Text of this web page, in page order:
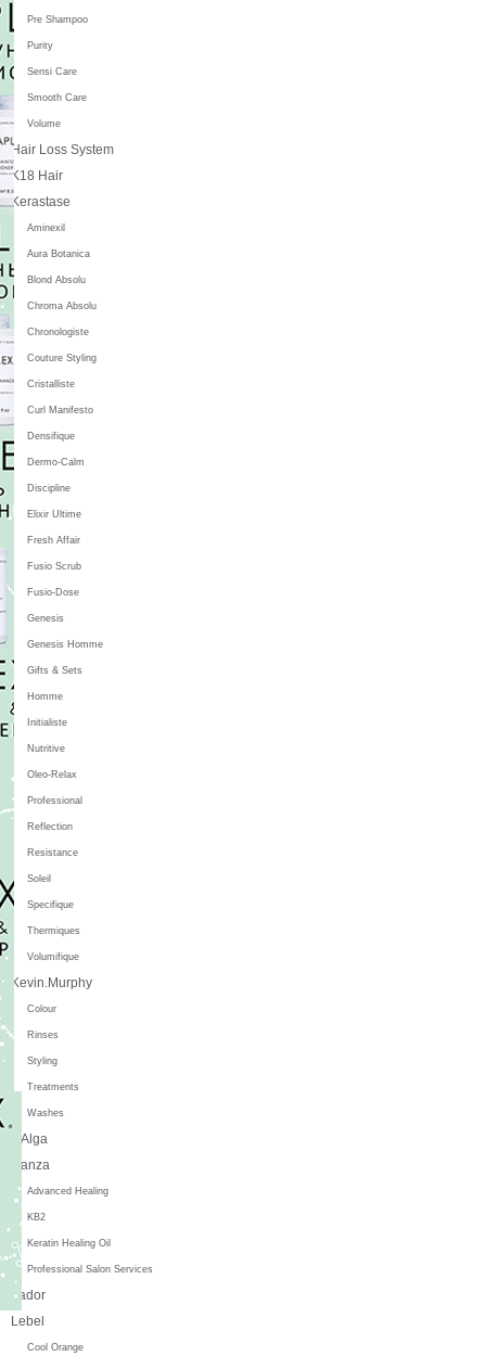
Pre Shampoo
Purity
Sensi Care
Smooth Care
Volume
Hair Loss System
K18 Hair
Kerastase
Aminexil
Aura Botanica
Blond Absolu
Chroma Absolu
Chronologiste
Couture Styling
Cristalliste
Curl Manifesto
Densifique
Dermo-Calm
Discipline
Elixir Ultime
Fresh Affair
Fusio Scrub
Fusio-Dose
Genesis
Genesis Homme
Gifts & Sets
Homme
Initialiste
Nutritive
Oleo-Relax
Professional
Reflection
Resistance
Soleil
Specifique
Thermiques
Volumifique
Kevin.Murphy
Colour
Rinses
Styling
Treatments
Washes
L'Alga
L'anza
Advanced Healing
KB2
Keratin Healing Oil
Professional Salon Services
Lador
Lebel
Cool Orange